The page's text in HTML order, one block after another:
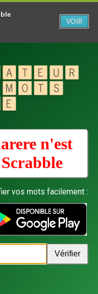
n'est
Scrabble
vos mots facilement :
VOIR